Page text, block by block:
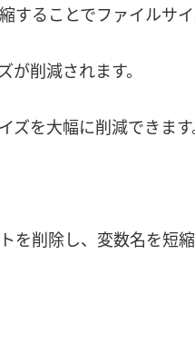
することでファイルサ
が削減されます。
ズを大幅に削減できま
を削除し、変数名を短